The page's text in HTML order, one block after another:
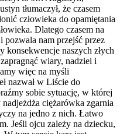
tłumaczył, że czasem
człowieka do opamiętania
Dlatego czasem na
pozwala nam przejść przez
naszych złych
wiary, nadziei i
więc na myśli
nazwał w Liście do
sobie sytuację, w której
ciężarówka zgarnia
na jedno z nich. Łatwo
Jeśli ojcu zależy na dziecku,